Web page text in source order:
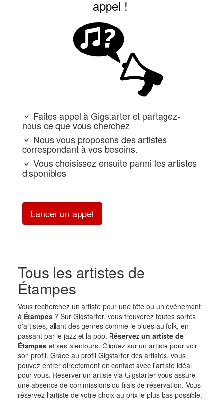
appel !
Faites appel à Gigstarter et partagez-
nous ce que vous cherchez
Nous vous proposons des artistes
correspondant à vos besoins.
Vous choisissez ensuite parmi les artistes
disponibles
Lancer un appel
Tous les artistes de
Étampes
Vous recherchez un artiste pour une fête ou un événement
à Étampes? Sur Gigstarter, vous trouverez toutes sortes
d'artistes, allant des genres comme le blues au folk, en
passant par le jazz et la pop. Réservez un artiste de
Étampeset ses alentours. Cliquez sur un artiste pour voir
son profil. Grace au profil Gigstarter des artistes, vous
pouvez entrer directement en contact avec l'artiste idéal
pour vous. Réserver un artiste via Gigstarter vous assure
une absence de commissions ou frais de réservation. Vous
réservez l'artiste de votre choix au prix le plus bas possible.